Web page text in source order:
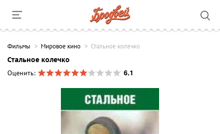
Фильмы Мировое кино Стальное колечко
Стальное колечко
Оценить:
6.1